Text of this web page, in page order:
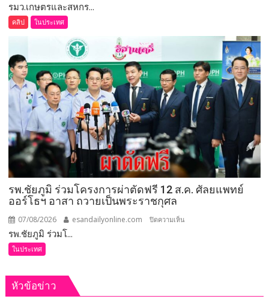
สหกรณ์
ลงพื้น
ที่
จังหวัด
เลย
มอบ
5
สั่ง
การ
งาน
รมว.เกษตรและสหกร...
คลิป ในประเทศ
รพ.ชัยภูมิ ร่วมโครงการผ่าตัดฟรี 12 ส.ค. ศัลยแพทย์
ออร์โธฯ อาสา ถวายเป็นพระราชกุศล
07/08/2026 esandailyonline.com ปิดความเห็น
12
รพ.ชัยภูมิ ร่วมโ...
ในประเทศ
หัวข้อข่าว